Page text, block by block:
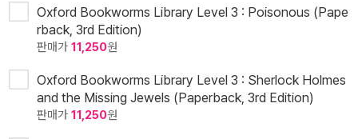
Oxford Bookworms Library Level 3 : Poisonous (Pape
rback, 3rd Edition)
판매가 11,250원
Oxford Bookworms Library Level 3 : Sherlock Holmes
and the Missing Jewels (Paperback, 3rd Edition)
판매가 11,250원